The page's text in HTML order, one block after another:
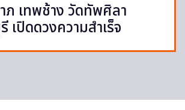
ภ เทพช้าง วัดทัพศิลา
ปิดดวงความสำเร็จ